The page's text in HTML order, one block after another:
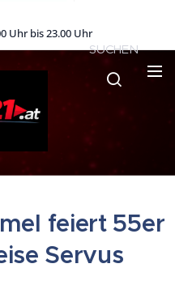
Uhr bis 23.00 Uhr
SUCHEN
feiert 55er
Servus